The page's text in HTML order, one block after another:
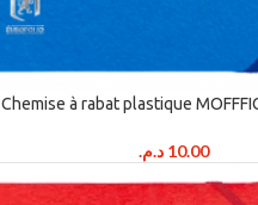
Chemise à rabat plastique
10.00 د.م.